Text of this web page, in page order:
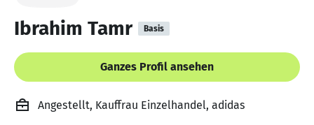
Ibrahim Tamr Basis
Ganzes Profil ansehen
Angestellt, Kauffrau Einzelhandel, adidas